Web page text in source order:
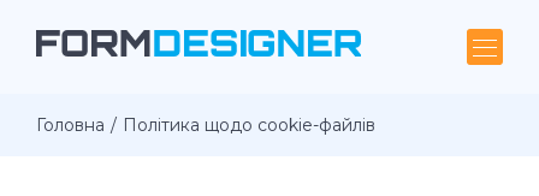
Головна Політика щодо cookie-файлів